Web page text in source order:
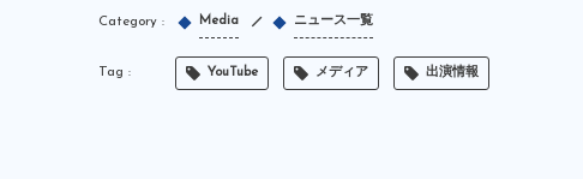
Media ニュース一覧
YouTube メディア 出演情報